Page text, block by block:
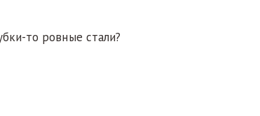
то ровные стали?